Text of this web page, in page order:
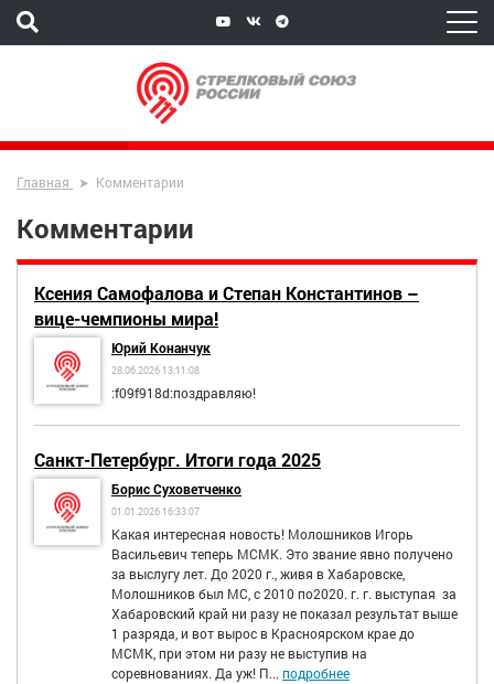
Главная Комментарии
Комментарии
Ксения Самофалова и Степан Константинов –
вице-чемпионы мира!
Юрий Конанчук
28.06.2026 13:11:08
:f09f918d:поздравляю!
Санкт-Петербург. Итоги года 2025
Борис Суховетченко
01.01.2026 16:33:07
Какая интересная новость! Молошников Игорь
Васильевич теперь МСМК. Это звание явно получено
за выслугу лет. До 2020 г., живя в Хабаровске,
Молошников был МС, с 2010 по2020. г. г. выступая за
Хабаровский край ни разу не показал результат выше
1 разряда, и вот вырос в Красноярском крае до
МСМК, при этом ни разу не выступив на
соревнованиях. Да уж! П... подробнее